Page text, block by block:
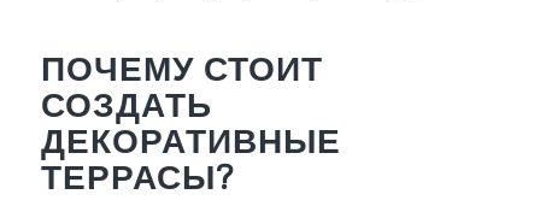
ПОЧЕМУ СТОИТ
СОЗДАТЬ
ДЕКОРАТИВНЫЕ
ТЕРРАСЫ?